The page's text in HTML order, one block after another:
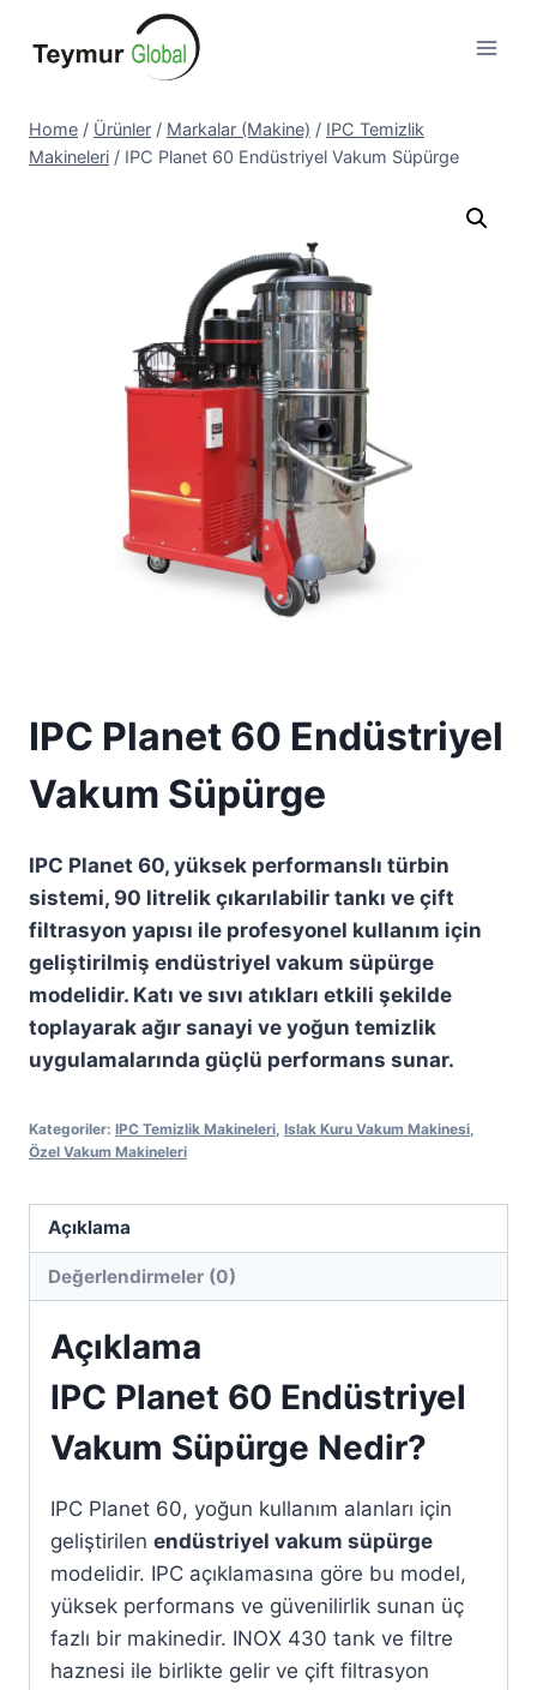
Home / Ürünler / Markalar (Makine) / IPC Temizlik
Makineleri / IPC Planet 60 Endüstriyel Vakum Süpürge
IPC Planet 60 Endüstriyel
Vakum Süpürge
IPC Planet 60, yüksek performanslı türbin
sistemi, 90 litrelik çıkarılabilir tankı ve çift
filtrasyon yapısı ile profesyonel kullanım için
geliştirilmiş endüstriyel vakum süpürge
modelidir. Katı ve sıvı atıkları etkili şekilde
toplayarak ağır sanayi ve yoğun temizlik
uygulamalarında güçlü performans sunar.
Kategoriler: IPC Temizlik Makineleri Islak Kuru Vakum Makinesi
Özel Vakum Makineleri
Açıklama
Değerlendirmeler (0)
Açıklama
IPC Planet 60 Endüstriyel
Vakum Süpürge Nedir?
IPC Planet 60, yoğun kullanım alanları için
geliştirilen endüstriyel vakum süpürge
modelidir. IPC açıklamasına göre bu model,
yüksek performans ve güvenilirlik sunan üç
fazlı bir makinedir. INOX 430 tank ve filtre
haznesi ile birlikte gelir ve çift filtrasyon